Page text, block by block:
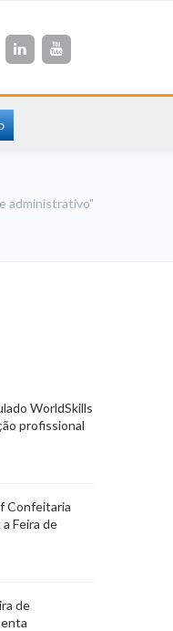
administrativo"
WorldSkills
profissional
Confeitaria
Feira de
de